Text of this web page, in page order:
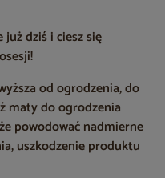
dziś i ciesz się
od ogrodzenia, do
maty do ogrodzenia
powodować nadmierne
uszkodzenie produktu